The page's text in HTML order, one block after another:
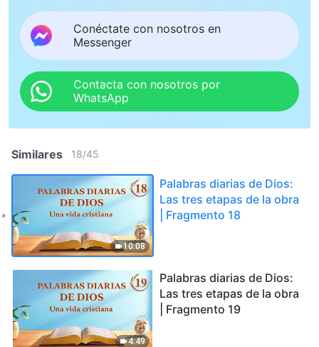
Conéctate con nosotros en
Messenger
Contacta con nosotros por
WhatsApp
Similares 18/45
10:08
Palabras diarias de Dios:
Las tres etapas de la obra
| Fragmento 18
4:49
Palabras diarias de Dios:
Las tres etapas de la obra
| Fragmento 19